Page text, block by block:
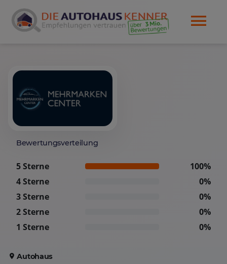
Bewertungsverteilung
5 Sterne
100%
4 Sterne
0%
3 Sterne
0%
2 Sterne
0%
1 Sterne
0%
Autohaus